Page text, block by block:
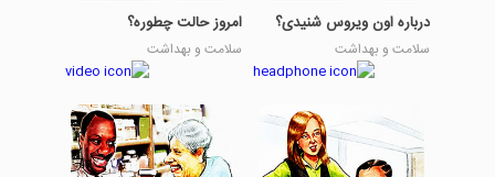
درباره اون ویروس شنیدی؟
سلامت و بهداشت
امروز حالت چطوره؟
سلامت و بهداشت